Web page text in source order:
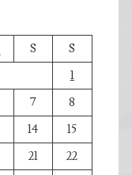
S
S
1
7
8
14
15
21
22